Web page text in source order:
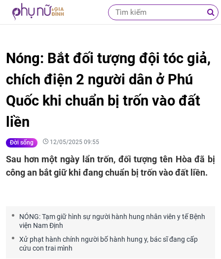
Nóng: Bắt đối tượng đội tóc giả,
chích điện 2 người dân ở Phú
Quốc khi chuẩn bị trốn vào đất
liền
Đời sống 12/05/2025 09:55
Sau hơn một ngày lẩn trốn, đối tượng tên Hòa đã bị
công an bắt giữ khi đang chuẩn bị trốn vào đất liền.
NÓNG: Tạm giữ hình sự người hành hung nhân viên y tế Bệnh
viện Nam Định
Xử phạt hành chính người bố hành hung y, bác sĩ đang cấp
cứu con trai mình